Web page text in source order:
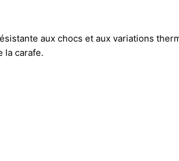
aux chocs et aux variations
la carafe.